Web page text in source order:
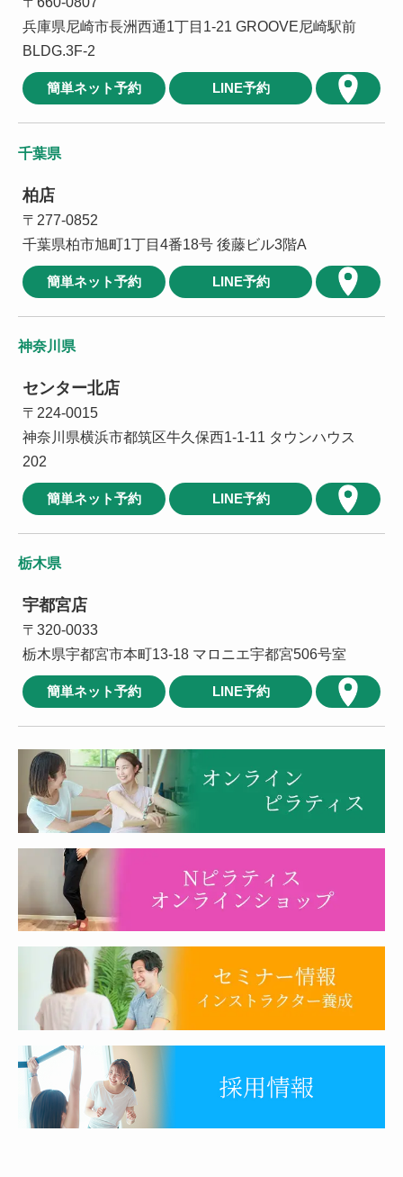
兵庫県尼崎市長洲西通1丁目1-21 GROOVE尼崎駅前
BLDG.3F-2
簡単ネット予約 LINE予約
千葉県
柏店
〒277-0852
千葉県柏市旭町1丁目4番18号 後藤ビル3階A
簡単ネット予約 LINE予約
神奈川県
センター北店
〒224-0015
神奈川県横浜市都筑区牛久保西1-1-11 タウンハウス
202
簡単ネット予約 LINE予約
栃木県
宇都宮店
〒320-0033
栃木県宇都宮市本町13-18 マロニエ宇都宮506号室
簡単ネット予約 LINE予約